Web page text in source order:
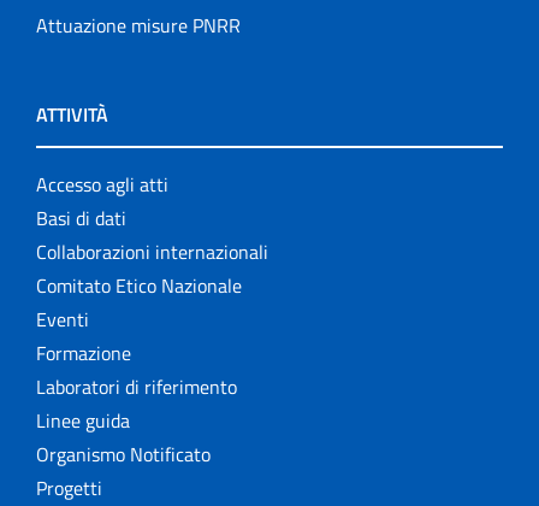
Attuazione misure PNRR
ATTIVITÀ
Accesso agli atti
Basi di dati
Collaborazioni internazionali
Comitato Etico Nazionale
Eventi
Formazione
Laboratori di riferimento
Linee guida
Organismo Notificato
Progetti